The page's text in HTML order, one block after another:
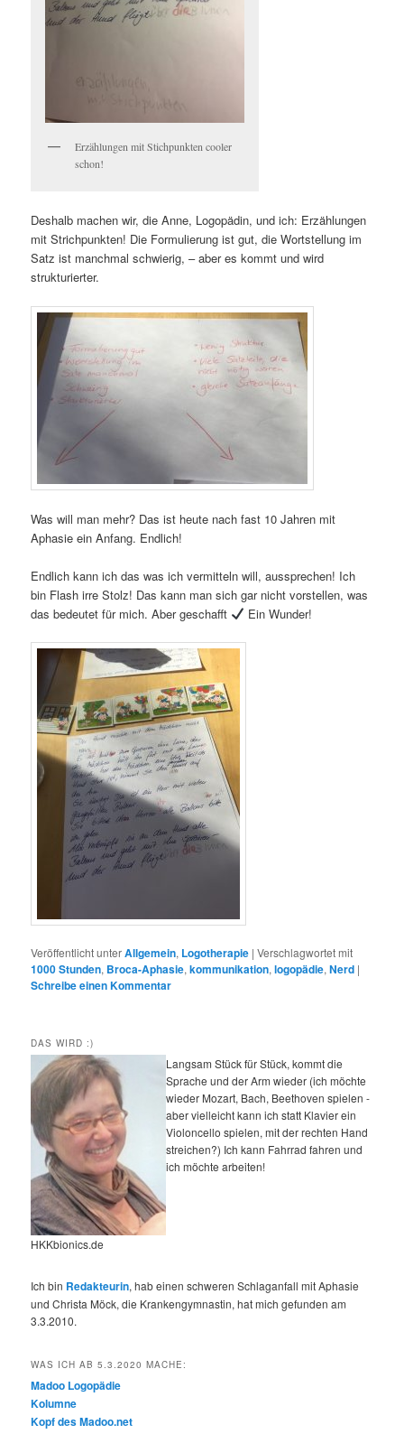
Erzählungen mit Stichpunkten cooler
schon!
Deshalb machen wir, die Anne, Logopädin, und ich: Erzählungen
mit Strichpunkten! Die Formulierung ist gut, die Wortstellung im
Satz ist manchmal schwierig, – aber es kommt und wird
strukturierter.
Was will man mehr? Das ist heute nach fast 10 Jahren mit
Aphasie ein Anfang. Endlich!
Endlich kann ich das was ich vermitteln will, aussprechen! Ich
bin Flash irre Stolz! Das kann man sich gar nicht vorstellen, was
das bedeutet für mich. Aber geschafft
Ein Wunder!
Veröffentlicht unterAllgemein, Logotherapie |Verschlagwortet mit
1000 Stunden, Broca-Aphasie,kommunikation,logopädie,Nerd |
Schreibe einen Kommentar
DAS WIRD :)
Langsam Stück für Stück, kommt die
Sprache und der Arm wieder (ich möchte
wieder Mozart, Bach, Beethoven spielen -
aber vielleicht kann ich statt Klavier ein
Violoncello spielen, mit der rechten Hand
streichen?) Ich kann Fahrrad fahren und
ich möchte arbeiten!
HKKbionics.de
Ich bin Redakteurin, hab einen schweren Schlaganfall mit Aphasie
und Christa Möck, die Krankengymnastin, hat mich gefunden am
3.3.2010.
WAS ICH AB 5.3.2020 MACHE:
Madoo Logopädie
Kolumne
Kopf des Madoo.net